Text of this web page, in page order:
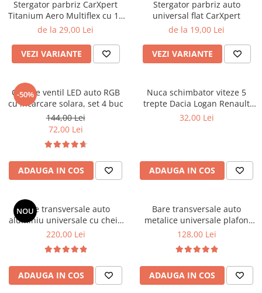
Capace Prezoane
Carcase Chei Auto
Carcasa cheie Audi
Carcasa cheie Dacia
Carcasa Cheie Fiat
Carcasa Cheie Ford
Carcasa Cheie Hyundai
Carcasa Cheie Mercedes Benz
Carcasa Cheie Opel
Carcasa Cheie Peugeot
Carcasa Cheie Skoda
Carcasa Cheie Toyota
Carcasa Cheie Volkswagen
Cotiere Auto
Folie Geamuri
Huse Volan Auto
Covorase KIA
Covorase MAN
Covorase MAZDA
Covorase MERCEDES
Covorase MG
Covorase MINI
Covorase NISSAN
Covorase OPEL
Covorase PORSCHE
Covorase SEAT
Covorase SKODA
Covorase SsangYong
Covorase SUZUKI
Covorase TOYOTA
Roboti Pornire Auto
Sigurante Auto
Ventilator Auto
Lampi GABARIT
Lampi NR. INMATRICULARE
Lampi PLAFON
Lampi Logo PORTIERE
Dispersoare Capac Lampa
Lanterne
Lumini Ambientale Auto
Lumini de zi, DRL
Proiectoare Auto
Spray-uri / Solutii / Uleiuri de
ungere
Stergator parbriz CarXpert
Titanium Aero Multiflex cu 15
adaptoare
de la 29,00 Lei
VEZI VARIANTE
Stergator parbriz auto
universal flat CarXpert
de la 19,00 Lei
VEZI VARIANTE
-50%
Capace ventil LED auto RGB
cu incarcare solara, set 4 buc
144,00 Lei
72,00 Lei
ADAUGA IN COS
Nuca schimbator viteze 5
trepte Dacia Logan Renault
Megane Clio Scenic
32,00 Lei
ADAUGA IN COS
NOU
Bare transversale auto
aluminiu universale cu cheie
pentru bare longitudinale
220,00 Lei
ADAUGA IN COS
Bare transversale auto
metalice universale plafon
120 cm set 2 buc
128,00 Lei
ADAUGA IN COS